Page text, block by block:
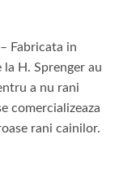
Fabricata in
H. Sprenger au
a nu rani
comercializeaza
rani cainilor.
Hermann Sprenger -